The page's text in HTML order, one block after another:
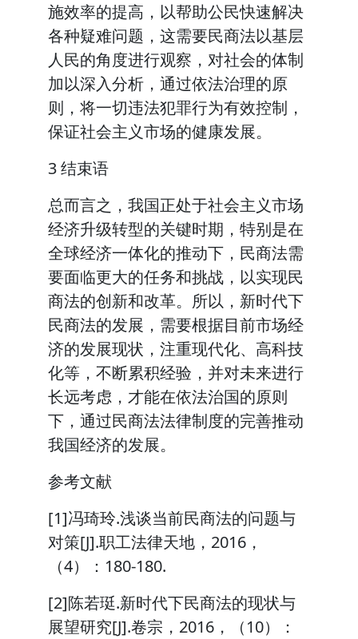
施效率的提高，以帮助公民快速解决
各种疑难问题，这需要民商法以基层
人民的角度进行观察，对社会的体制
加以深入分析，通过依法治理的原
则，将一切违法犯罪行为有效控制，
保证社会主义市场的健康发展。
3 结束语
总而言之，我国正处于社会主义市场
经济升级转型的关键时期，特别是在
全球经济一体化的推动下，民商法需
要面临更大的任务和挑战，以实现民
商法的创新和改革。所以，新时代下
民商法的发展，需要根据目前市场经
济的发展现状，注重现代化、高科技
化等，不断累积经验，并对未来进行
长远考虑，才能在依法治国的原则
下，通过民商法法律制度的完善推动
我国经济的发展。
参考文献
[1]冯琦玲.浅谈当前民商法的问题与
对策[J].职工法律天地，2016，
（4）：180-180.
[2]陈若珽.新时代下民商法的现状与
展望研究[J].卷宗，2016，（10）：